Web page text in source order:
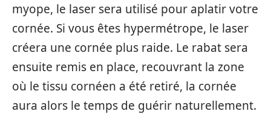
myope, le laser sera utilisé pour aplatir votre
cornée. Si vous êtes hypermétrope, le laser
créera une cornée plus raide. Le rabat sera
ensuite remis en place, recouvrant la zone
où le tissu cornéen a été retiré, la cornée
aura alors le temps de guérir naturellement.